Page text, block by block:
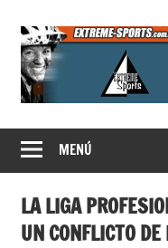
contenido
MENÚ
LA LIGA
UN CONFLICTO